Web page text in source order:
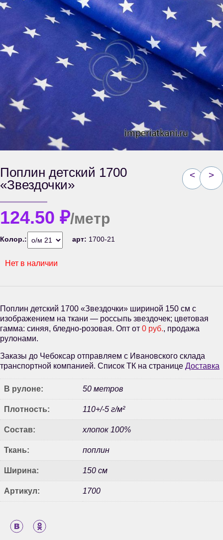
< >
Поплин детский 1700
«Звездочки»
124.50 ₽/метр
Колор.: арт: 1700-21
Нет в наличии
Поплин детский 1700 «Звездочки» шириной 150 см с
изображением на ткани — россыпь звездочек; цветовая
гамма: синяя, бледно-розовая. Опт от 0 руб., продажа
рулонами.
Заказы до Чебоксар отправляем с Ивановского склада
транспортной компанией. Список ТК на странице Доставка
В рулоне: 50 метров
Плотность: 110+/-5 г/м²
Состав: хлопок 100%
Ткань: поплин
Ширина: 150 см
Артикул: 1700